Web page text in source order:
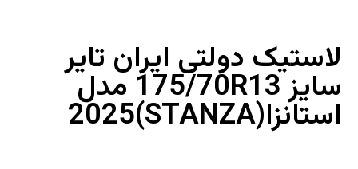
لاستیک دولتی ایران تایر
سایز 175/70R13 مدل
استانزا(STANZA)2025